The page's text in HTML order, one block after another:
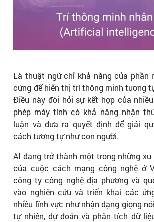
Là thuật ngữ chỉ khả năng của phần
cứng để hiển thị trí thông minh tương
Điều này đòi hỏi sự kết hợp của
phép máy tính có khả năng nhận
luận và đưa ra quyết định để giải
cách tương tự như con người.
AI đang trở thành một trong những
của cuộc cách mạng công nghệ ở
công ty công nghệ địa phương và
vào nghiên cứu và triển khai các
nhiều lĩnh vực như nhận dạng giọng
tự nhiên, dự đoán và phân tích dữ